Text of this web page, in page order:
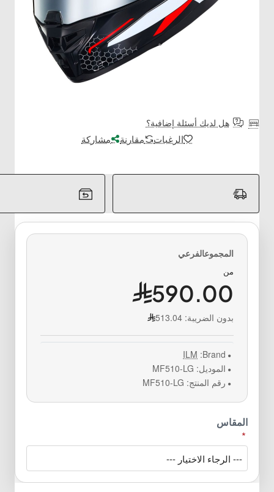
هل لديك أسئلة إضافية؟
الرغبات مقارنة مشاركة
من
590.00
بدون الضريبة: 513.04
Brand:
ILM
الموديل: MF510-LG
رقم المنتج: MF510-LG
المقاس